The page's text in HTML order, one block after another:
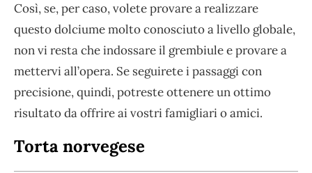
Così, se, per caso, volete provare a realizzare
questo dolciume molto conosciuto a livello globale,
non vi resta che indossare il grembiule e provare a
mettervi all’opera. Se seguirete i passaggi con
precisione, quindi, potreste ottenere un ottimo
risultato da offrire ai vostri famigliari o amici.
Torta norvegese